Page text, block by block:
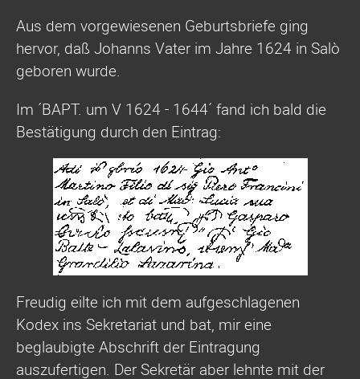
Aus dem vorgewiesenen Geburtsbriefe ging
hervor, daß Johanns Vater im Jahre 1624 in Salò
geboren wurde.
Im ´BAPT. um V 1624 - 1644´ fand ich bald die
Bestätigung durch den Eintrag:
Freudig eilte ich mit dem aufgeschlagenen
Kodex ins Sekretariat und bat, mir eine
beglaubigte Abschrift der Eintragung
auszufertigen. Der Sekretär aber lehnte mit der